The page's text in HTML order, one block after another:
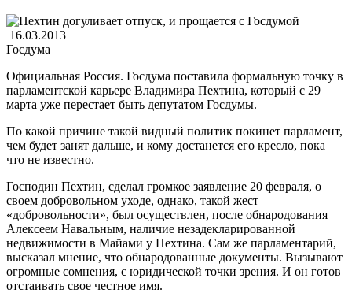
16.03.2013
Госдума
Официальная Россия. Госдума поставила формальную точку в
парламентской карьере Владимира Пехтина, который с 29
марта уже перестает быть депутатом Госдумы.
По какой причине такой видный политик покинет парламент,
чем будет занят дальше, и кому достанется его кресло, пока
что не известно.
Господин Пехтин, сделал громкое заявление 20 февраля, о
своем добровольном уходе, однако, такой жест
«добровольности», был осуществлен, после обнародования
Алексеем Навальным, наличие незадекларированной
недвижимости в Майами у Пехтина. Сам же парламентарий,
высказал мнение, что обнародованные документы. Вызывают
огромные сомнения, с юридической точки зрения. И он готов
отстаивать свое честное имя.